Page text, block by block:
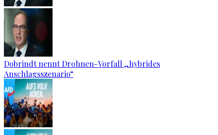
Dobrindt nennt Drohnen-Vorfall „hybrides
Anschlagsszenario“